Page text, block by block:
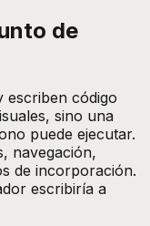
de
escriben código
sino una
puede ejecutar.
navegación,
de incorporación.
escribiría a